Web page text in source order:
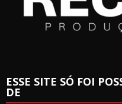
ESSE SITE SÓ FOI
DE